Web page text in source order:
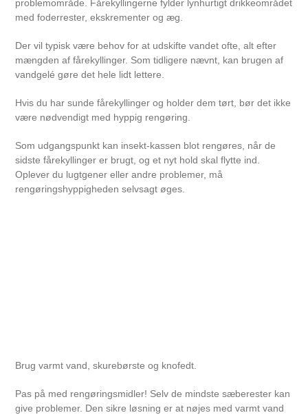
problemområde. Fårekyllingerne fylder lynhurtigt drikkeområdet
med foderrester, ekskrementer og æg.
Der vil typisk være behov for at udskifte vandet ofte, alt efter
mængden af fårekyllinger. Som tidligere nævnt, kan brugen af
vandgelé gøre det hele lidt lettere.
Hvis du har sunde fårekyllinger og holder dem tørt, bør det ikke
være nødvendigt med hyppig rengøring.
Som udgangspunkt kan insekt-kassen blot rengøres, når de
sidste fårekyllinger er brugt, og et nyt hold skal flytte ind.
Oplever du lugtgener eller andre problemer, må
rengøringshyppigheden selvsagt øges.
Brug varmt vand, skurebørste og knofedt.
Pas på med rengøringsmidler! Selv de mindste sæberester kan
give problemer. Den sikre løsning er at nøjes med varmt vand